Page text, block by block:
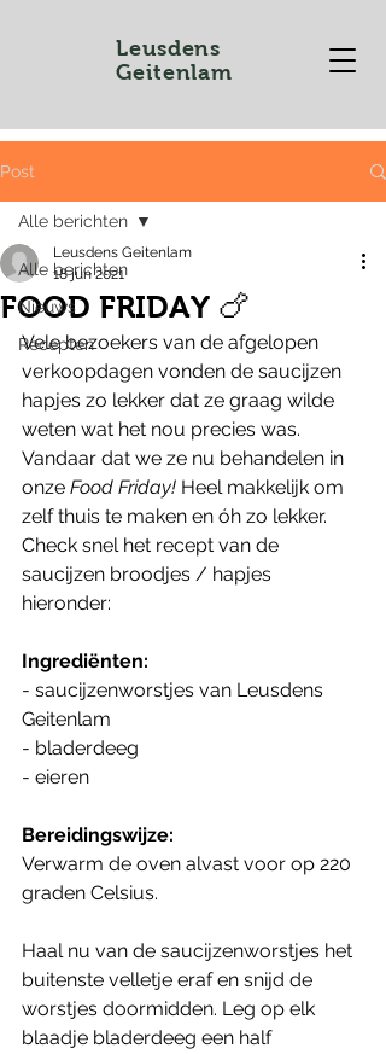
Leusdens
Geitenlam
Post
Alle berichten
Nieuws
Recepten
Alle berichten
FOOD FRIDAY 🍗
Leusdens Geitenlam
18 jun 2021
Vele bezoekers van de afgelopen
verkoopdagen vonden de saucijzen
hapjes zo lekker dat ze graag wilde
weten wat het nou precies was.
Vandaar dat we ze nu behandelen in
onze Food Friday! Heel makkelijk om
zelf thuis te maken en óh zo lekker.
Check snel het recept van de
saucijzen broodjes / hapjes
hieronder:
Ingrediënten:
- saucijzenworstjes van Leusdens
Geitenlam
- bladerdeeg
- eieren
Bereidingswijze:
Verwarm de oven alvast voor op 220
graden Celsius.
Haal nu van de saucijzenworstjes het
buitenste velletje eraf en snijd de
worstjes doormidden. Leg op elk
blaadje bladerdeeg een half